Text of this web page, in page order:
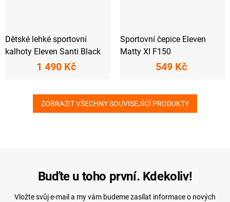
Dětské lehké sportovní
kalhoty Eleven Santi Black
1 490 Kč
Sportovní čepice Eleven
Matty XI F150
549 Kč
ZOBRAZIT VŠECHNY SOUVISEJÍCÍ PRODUKTY
Buďte u toho první. Kdekoliv!
Vložte svůj e-mail a my vám budeme zasílat informace o nových